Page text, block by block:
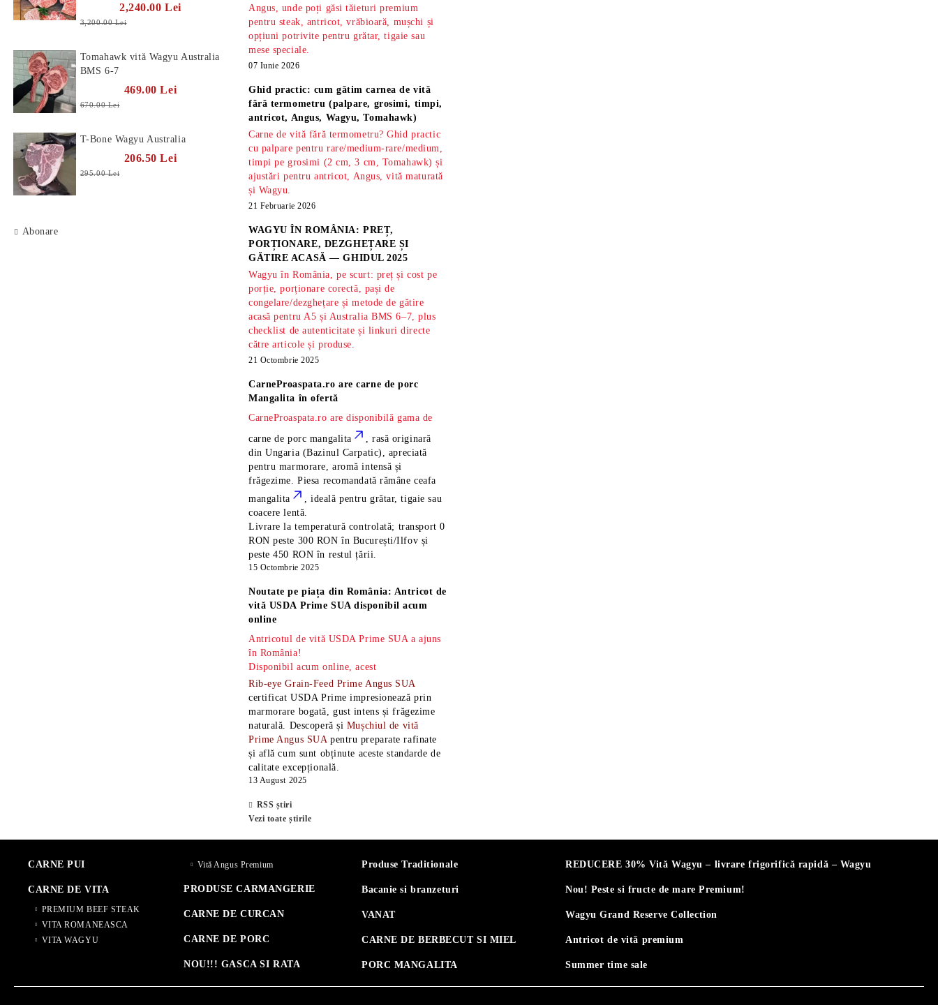
2,240.00 Lei
3,200.00 Lei
Tomahawk vită Wagyu Australia
BMS 6-7
469.00 Lei
670.00 Lei
T-Bone Wagyu Australia
206.50 Lei
295.00 Lei
Abonare
Angus, unde poți găsi tăieturi premium
pentru steak, antricot, vrăbioară, mușchi și
opțiuni potrivite pentru grătar, tigaie sau
mese speciale.
07 Iunie 2026
Ghid practic: cum gătim carnea de vită
fără termometru (palpare, grosimi, timpi,
antricot, Angus, Wagyu, Tomahawk)
Carne de vită fără termometru? Ghid practic
cu palpare pentru rare/medium-rare/medium,
timpi pe grosimi (2 cm, 3 cm, Tomahawk) și
ajustări pentru antricot, Angus, vită maturată
și Wagyu.
21 Februarie 2026
WAGYU ÎN ROMÂNIA: PREȚ,
PORȚIONARE, DEZGHEȚARE ȘI
GĂTIRE ACASĂ — GHIDUL 2025
Wagyu în România, pe scurt: preț și cost pe
porție, porționare corectă, pași de
congelare/dezghețare și metode de gătire
acasă pentru A5 și Australia BMS 6–7, plus
checklist de autenticitate și linkuri directe
către articole și produse.
21 Octombrie 2025
CarneProaspata.ro arecarne de porc
Mangalita în ofertă
CarneProaspata.ro are disponibilă gama de
carne de porc mangalita
, rasă originară
din Ungaria (Bazinul Carpatic), apreciată
pentru marmorare, aromă intensă și
frăgezime. Piesa recomandată rămâneceafa
mangalita
, ideală pentru grătar, tigaie sau
coacere lentă.
Livrare la temperatură controlată; transport 0
RON peste 300 RON în București/Ilfov și
peste 450 RON în restul țării.
15 Octombrie 2025
Noutate pe piața din România: Antricot de
vită USDA Prime SUA disponibil acum
online
Antricotul de vită USDA Prime SUA a ajuns
în România!
Disponibil acum online, acest
Rib-eye Grain-Feed Prime Angus SUA
certificat USDA Prime impresionează prin
marmorare bogată, gust intens și frăgezime
naturală. Descoperă și Mușchiul de vită
Prime Angus SUA pentru preparate rafinate
și află cum sunt obținute aceste standarde de
calitate excepțională.
13 August 2025
RSS știri
Vezi toate știrile
CARNE PUI
CARNE DE VITA
PREMIUM BEEF STEAK
VITA ROMANEASCA
VITA WAGYU
Vită Angus Premium
PRODUSE CARMANGERIE
CARNE DE CURCAN
CARNE DE PORC
NOU!!! GASCA SI RATA
Produse Traditionale
Bacanie si branzeturi
VANAT
CARNE DE BERBECUT SI MIEL
PORC MANGALITA
REDUCERE 30% Vită Wagyu – livrare frigorifică rapidă – Wagyu
Nou! Peste si fructe de mare Premium!
Wagyu Grand Reserve Collection
Antricot de vită premium
Summer time sale